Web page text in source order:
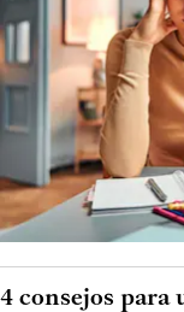
4 consejos para